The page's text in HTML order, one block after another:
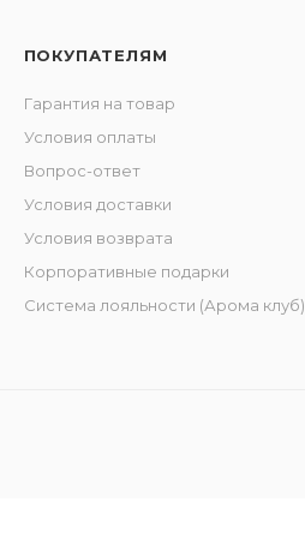
ПОКУПАТЕЛЯМ
Гарантия на товар
Условия оплаты
Вопрос-ответ
Условия доставки
Условия возврата
Корпоративные подарки
Система лояльности (Арома клуб)